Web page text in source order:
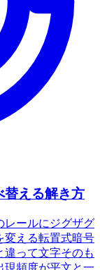
替える解き方
レールにジグザグ
変える転置式暗号
違って文字そのも
現頻度が平文と一